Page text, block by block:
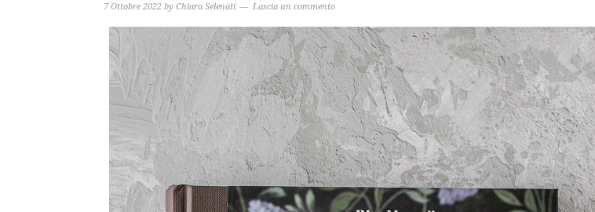
7 Ottobre 2022 by Chiara Selenati Lascia un commento